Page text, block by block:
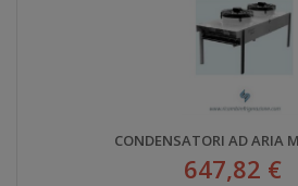
CONDENSATORI AD ARIA
647,82 €